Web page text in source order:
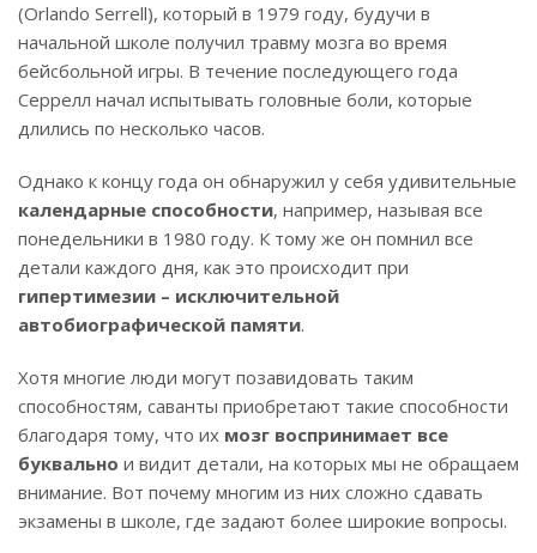
(Orlando Serrell), который в 1979 году, будучи в
начальной школе получил травму мозга во время
бейсбольной игры. В течение последующего года
Серрелл начал испытывать головные боли, которые
длились по несколько часов.
Однако к концу года он обнаружил у себя удивительные
календарные способности, например, называя все
понедельники в 1980 году. К тому же он помнил все
детали каждого дня, как это происходит при
гипертимезии – исключительной
автобиографической памяти.
Хотя многие люди могут позавидовать таким
способностям, саванты приобретают такие способности
благодаря тому, что их мозг воспринимает все
буквально и видит детали, на которых мы не обращаем
внимание. Вот почему многим из них сложно сдавать
экзамены в школе, где задают более широкие вопросы.